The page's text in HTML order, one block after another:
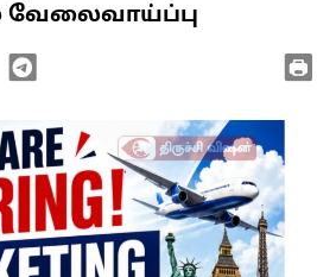
வேலைவாய்ப்பு